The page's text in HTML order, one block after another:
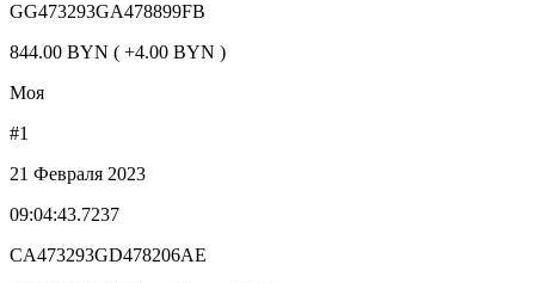
GG473293GA478899FB
844.00 BYN ( +4.00 BYN )
Моя
#1
21 Февраля 2023
09:04:43.7237
CA473293GD478206AE